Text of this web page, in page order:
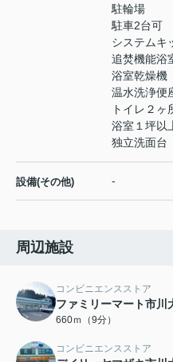
駐輪場
駐車2台可
システムキ
追焚機能浴
浴室乾燥機
温水洗浄便
トイレ２ヶ
浴室１坪以
独立洗面台
設備(その他) -
周辺施設
コンビニエンスストア
ファミリーマート市川
660ｍ（9分）
コンビニエンスストア